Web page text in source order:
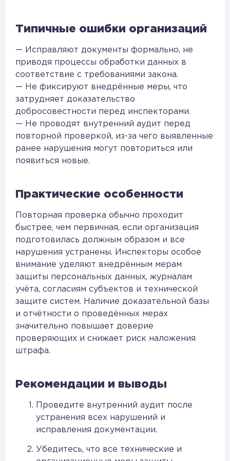
Типичные ошибки организаций
— Исправляют документы формально, не
приводя процессы обработки данных в
соответствие с требованиями закона.
— Не фиксируют внедрённые меры, что
затрудняет доказательство
добросовестности перед инспекторами.
— Не проводят внутренний аудит перед
повторной проверкой, из-за чего выявленные
ранее нарушения могут повториться или
появиться новые.
Практические особенности
Повторная проверка обычно проходит
быстрее, чем первичная, если организация
подготовилась должным образом и все
нарушения устранены. Инспекторы особое
внимание уделяют внедрённым мерам
защиты персональных данных, журналам
учёта, согласиям субъектов и технической
защите систем. Наличие доказательной базы
и отчётности о проведённых мерах
значительно повышает доверие
проверяющих и снижает риск наложения
штрафа.
Рекомендации и выводы
Проведите внутренний аудит после
устранения всех нарушений и
исправления документации.
Убедитесь, что все технические и